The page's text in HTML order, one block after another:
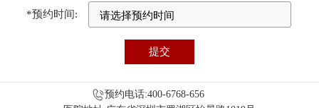
*预约时间:
预约电话:400-6768-656